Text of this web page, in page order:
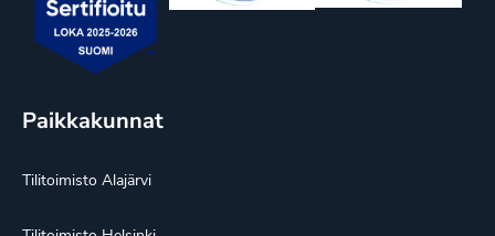
Paikkakunnat
Tilitoimisto Alajärvi